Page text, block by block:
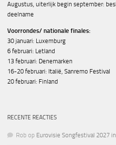
Augustus, uiterlijk begin september:
deelname
Voorrondes/ nationale finales:
30 januari: Luxemburg
6 februari: Letland
13 februari: Denemarken
16-20 februari: Italië, Sanremo Festival
20 februari: Finland
RECENTE REACTIES
Rob op Eurovisie Songfestival 2027